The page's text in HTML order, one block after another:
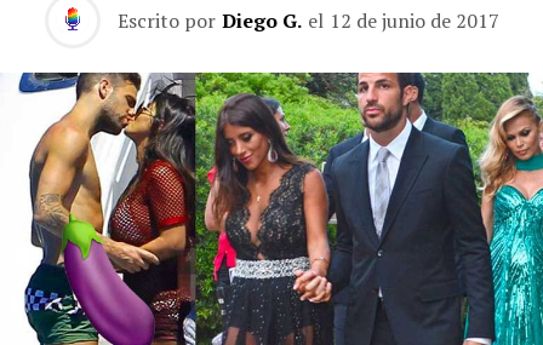
Escrito por Diego G. el 12 de junio de 2017